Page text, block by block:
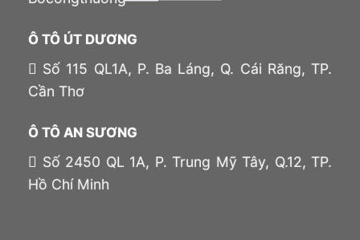
Ô TÔ ÚT DƯƠNG
Số 115 QL1A, P. Ba Láng, Q. Cái Răng, TP.
Cần Thơ
Ô TÔ AN SƯƠNG
Số 2450 QL 1A, P. Trung Mỹ Tây, Q.12, TP.
Hồ Chí Minh